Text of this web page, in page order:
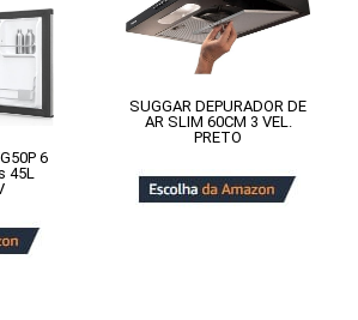
SUGGAR DEPURADOR DE
AR SLIM 60CM 3 VEL.
PRETO
6
45L